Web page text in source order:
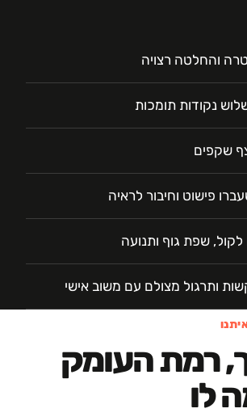
והחלטה רצויה
נקודות תומכות
שקפים
פישוט וחיבור לראיה
שפת גוף ותנועה
ותרגול מצולם עם משוב אישי
רמת העומק
לו